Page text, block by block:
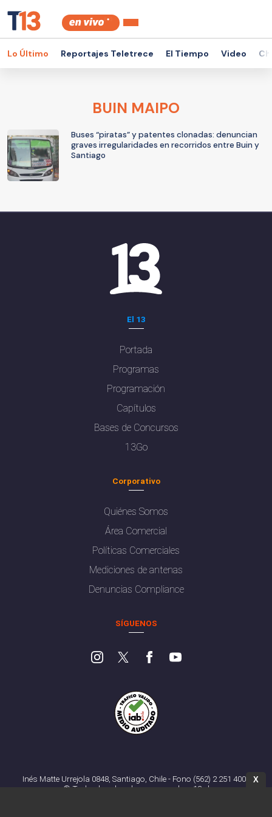
Lo Último Reportajes Teletrece El Tiempo Video
BUIN MAIPO
Buses “piratas” y patentes clonadas: denuncian
graves irregularidades en recorridos entre Buin y
Santiago
El 13
Portada
Programas
Programación
Capítulos
Bases de Concursos
13Go
Corporativo
Quiénes Somos
Área Comercial
Políticas Comerciales
Mediciones de antenas
Denuncias Compliance
SÍGUENOS
Inés Matte Urrejola 0848, Santiago, Chile - Fono (562) 2 251 4000
© Todos los derechos reservados. 13.cl
X